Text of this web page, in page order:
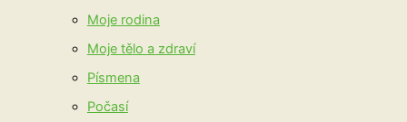
Moje rodina
Moje tělo a zdraví
Písmena
Počasí